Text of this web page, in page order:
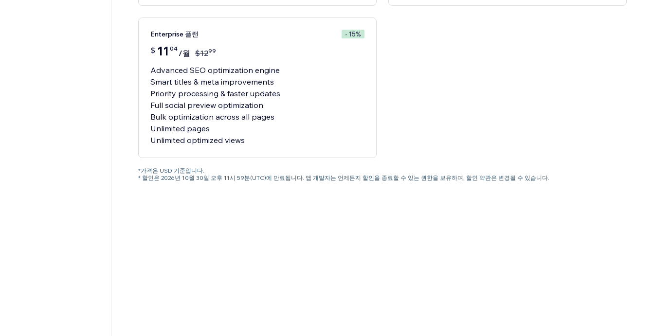
Enterprise 플랜 - 15%
$ 11 04 /월 $1299
Advanced SEO optimization engine
Smart titles & meta improvements
Priority processing & faster updates
Full social preview optimization
Bulk optimization across all pages
Unlimited pages
Unlimited optimized views
*가격은 USD 기준입니다.
* 할인은 2026년 10월 30일 오후 11시 59분(UTC)에 만료됩니다. 앱 개발자는 언제든지 할인을 종료할 수 있는 권한을 보유하며, 할인 약관은 변경될 수 있습니다.